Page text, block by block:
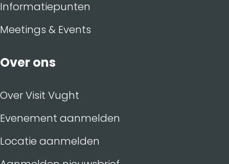
Informatiepunten
Meetings & Events
Over ons
Over Visit Vught
Evenement aanmelden
Locatie aanmelden